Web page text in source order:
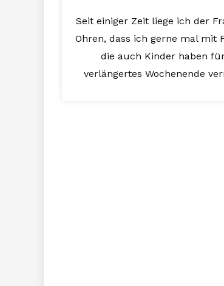
Seit einiger Zeit liege ich der
Ohren, dass ich gerne mal mit
die auch Kinder haben
verlängertes Wochenende